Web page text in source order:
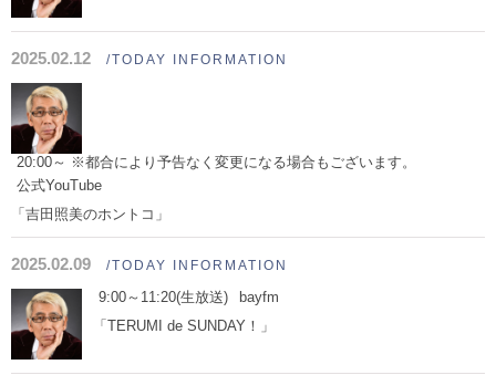
2025.02.12 /TODAY INFORMATION
20:00～ ※都合により予告なく変更になる場合もございます。
公式YouTube
「吉田照美のホントコ」
2025.02.09 /TODAY INFORMATION
9:00～11:20(生放送)
bayfm
「TERUMI de SUNDAY！」